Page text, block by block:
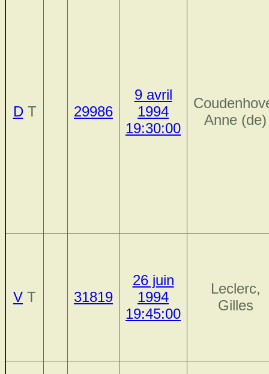
DT 29986
9 avril
1994
19:30:00
Anne (de)
V T 31819
26 juin
1994
19:45:00
Leclerc,
Gilles